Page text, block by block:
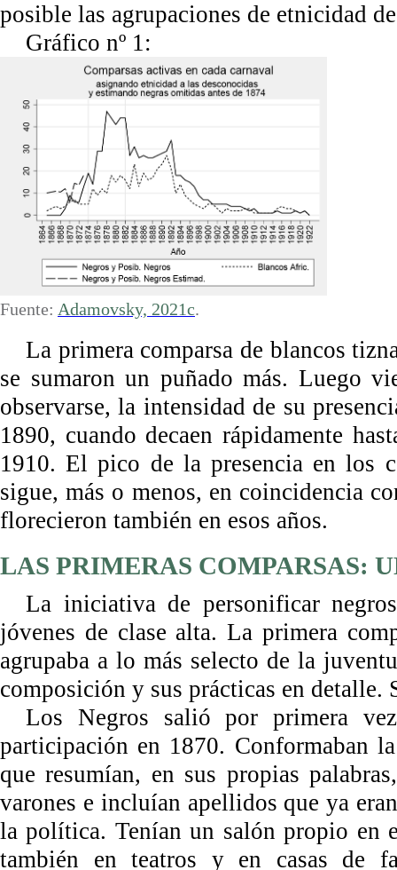
posible las agrupaciones de etnicidad
Gráfico nº 1:
Fuente: Adamovsky, 2021c.
La primera comparsa de blancos
se sumaron un puñado más. Luego
observarse, la intensidad de su
1890, cuando decaen rápidamente
1910. El pico de la presencia en los
sigue, más o menos, en coincidencia
florecieron también en esos años.
LAS PRIMERAS COMPARSAS:
La iniciativa de personificar
jóvenes de clase alta. La primera
agrupaba a lo más selecto de la
composición y sus prácticas en
Los Negros salió por primera
participación en 1870. Conformaban
que resumían, en sus propias
varones e incluían apellidos que ya
la política. Tenían un salón propio en
también en teatros y en casas de